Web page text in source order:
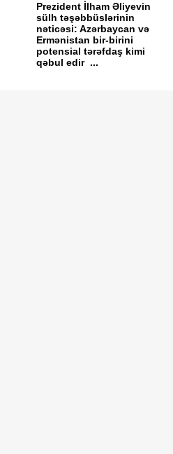
Prezident İlham Əliyevin
sülh təşəbbüslərinin
nəticəsi: Azərbaycan və
Ermənistan bir-birini
potensial tərəfdaş kimi
qəbul edir ...